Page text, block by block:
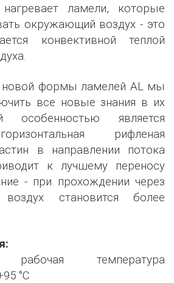
ламели, которые
окружающий воздух - это
конвективной теплой
новой формы ламелей AL мы
все новые знания в их
особенностью является
рифленая
в направлении потока
к лучшему переносу
- при прохождении через
воздух становится более
рабочая температура
°С